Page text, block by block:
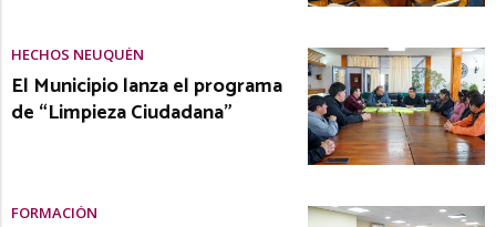
HECHOS NEUQUÉN
El Municipio lanza el programa
de “Limpieza Ciudadana”
FORMACIÓN